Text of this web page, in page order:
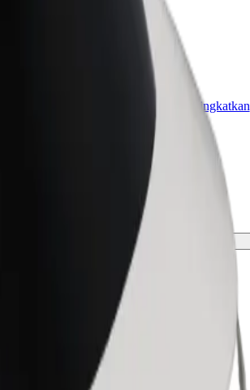
Produk dan perkhidmatan Bolt dipertingkatkan